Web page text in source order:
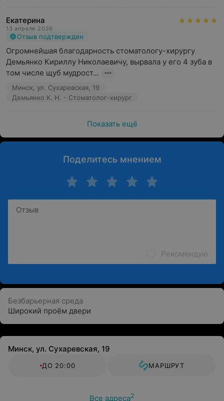
Екатерина
13 апреля 2026
Отзыв подтвержден
Огромнейшая благодарность стоматологу-хирургу
Демьянко Кириллу Николаевичу, вырвала у его 4 зуба в
том числе щуб мудрост...
Минск, ул. Сухаревская, 19
Демьянко К. Н. - Стоматолог-хирург
Показать ещё
Поделитесь мнением
Рекомендую
Безбарьерная среда
Широкий проём двери
Минск, ул. Сухаревская, 19
ДО 20:00 МАРШРУТ
Все адреса2